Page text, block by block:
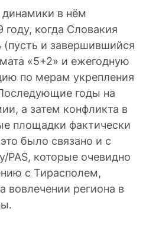
в нём
году, когда Словакия
(пусть и завершившийся
«5+2» и ежегодную
по мерам укрепления
годы на
а затем конфликта в
площадки фактически
было связано и с
PAS, которые очевидно
с Тирасполем,
вовлечении региона в